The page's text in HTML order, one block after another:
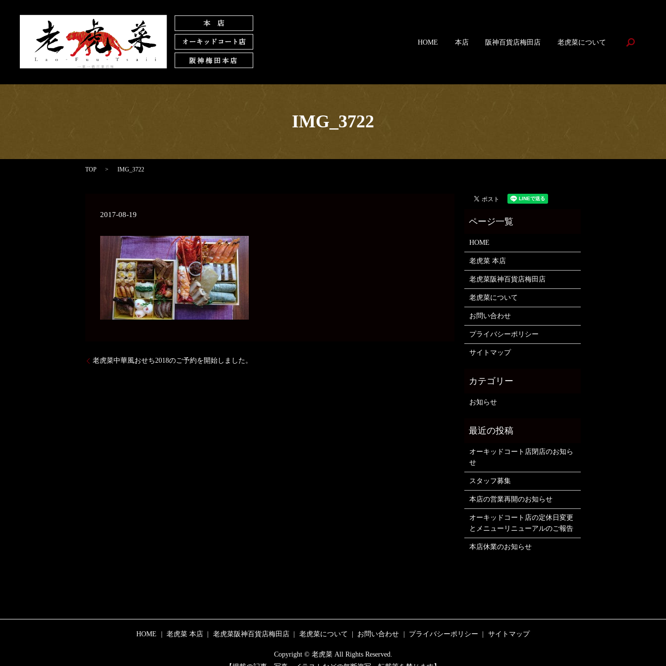
HOME 本店 阪神百貨店梅田店 老虎菜について
IMG_3722
TOP IMG_3722
2017-08-19
老虎菜中華風おせち2018のご予約を開始しました。
HOME
老虎菜 本店
老虎菜阪神百貨店梅田店
老虎菜について
お問い合わせ
プライバシーポリシー
サイトマップ
お知らせ
オーキッドコート店閉店のお知ら
せ
スタッフ募集
本店の営業再開のお知らせ
オーキッドコート店の定休日変更
とメニューリニューアルのご報告
本店休業のお知らせ
HOME 老虎菜 本店 老虎菜阪神百貨店梅田店 老虎菜について お問い合わせ プライバシーポリシー サイトマップ
Copyright © 老虎菜 All Rights Reserved.